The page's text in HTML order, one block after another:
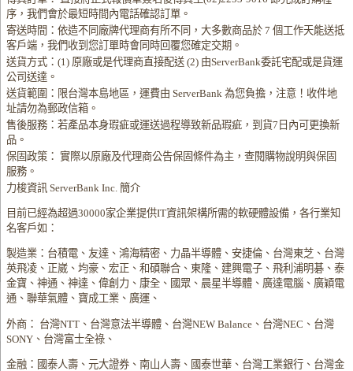
序，我們會於最短時間內電話確認訂單。
寄送時間：依造不同廠牌代理商有所不同，大多數商品於 7 個工作天能送抵
客戶端，我們收到您訂單時會同時回覆您確定交期。
送貨方式：(1) 原廠或是代理商直接配送 (2) 由ServerBank委託宅配或是貨運
公司送達。
送貨範圍：限台灣本島地區，運費由 ServerBank 為您負擔，注意！收件地
址請勿為郵政信箱。
售後服務：若產品本身瑕疵或運送過程導致新品瑕疵，到貨7日內可更換新
品。
保固政策： 實際以原廠及代理商公告保固條件為主，查閱購物說明與保固
服務。
力梭資訊 ServerBank Inc. 簡介
目前已經為超過30000家企業提供IT資訊架構所需的軟硬體設備，各行業知
名客戶如：
製造業：台積電、友達、鴻海精密、力晶半導體、安捷倫、台灣東芝、台灣
英飛凌、正崴、均豪、宏正、和碩聯合、東隆、建興電子、飛利浦明碁、泰
金寶、神通、神達、偉創力、康全、國眾、晨星半導體、廣達電腦、廣穎電
通、聯華氣體、寶成工業、廣運、
外商： 台灣NTT、台灣意法半導體、台灣NEW Balance、台灣NEC、台灣
SONY、台灣富士全祿、
金融：國泰人壽、元大證券、南山人壽、國泰世華、台灣工業銀行、台灣金